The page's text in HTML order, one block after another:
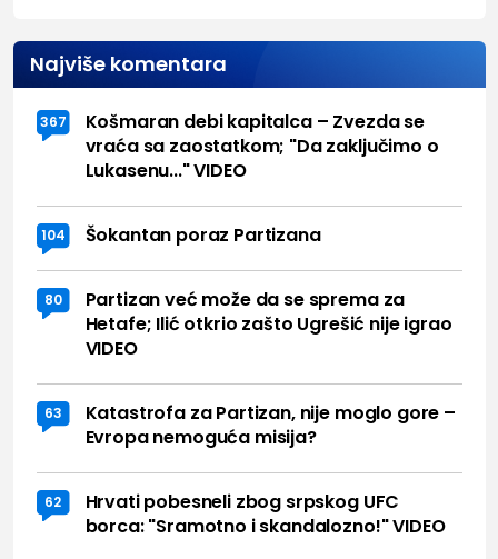
Najviše komentara
367
Košmaran debi kapitalca – Zvezda se
vraća sa zaostatkom; "Da zaključimo o
Lukasenu..." VIDEO
104 Šokantan poraz Partizana
80
Partizan već može da se sprema za
Hetafe; Ilić otkrio zašto Ugrešić nije igrao
VIDEO
63
Katastrofa za Partizan, nije moglo gore –
Evropa nemoguća misija?
62
Hrvati pobesneli zbog srpskog UFC
borca: "Sramotno i skandalozno!" VIDEO